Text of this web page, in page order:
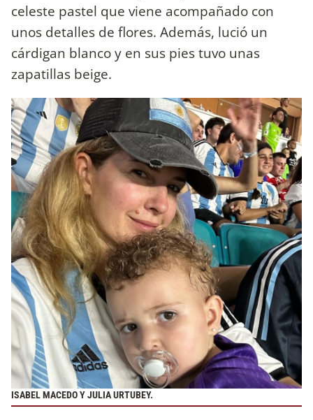
celeste pastel que viene acompañado con
unos detalles de flores. Además, lució un
cárdigan blanco y en sus pies tuvo unas
zapatillas beige.
ISABEL MACEDO Y JULIA URTUBEY.